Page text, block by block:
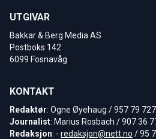
UTGIVAR
Bakkar & Berg Media AS
Postboks 142
6099 Fosnavåg
KONTAKT
Redaktør: Ogne Øyehaug / 957 79 727
Journalist: Marius Rosbach / 907 36
Redaksjon: - redaksjon@nett.no / 95